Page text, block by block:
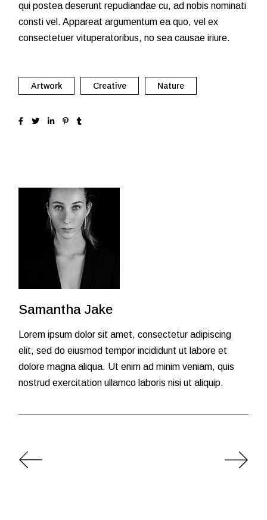
qui postea deserunt repudiandae cu, ad nobis nominati
consti vel. Appareat argumentum ea quo, vel ex
consectetuer vituperatoribus, no sea causae iriure.
Artwork Creative Nature
Samantha Jake
Lorem ipsum dolor sit amet, consectetur adipiscing
elit, sed do eiusmod tempor incididunt ut labore et
dolore magna aliqua. Ut enim ad minim veniam, quis
nostrud exercitation ullamco laboris nisi ut aliquip.